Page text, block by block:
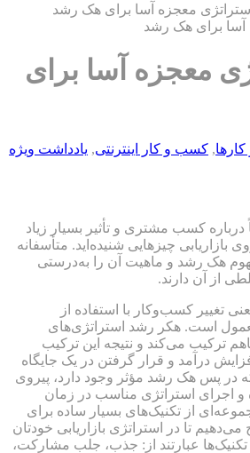
معجزه آسا برای هک رشد
معجزه آسا برای
كارها, كسب و كار اينترنتی, يادداشت ويژه
درباره کسب مشتری و تأثیر بسیار زیاد
چیزهایی شنیده‌اید. متأسفانه
هک رشد و ماهیت آن را به‌درستی
از آن دارند.
تغییر کسب‌وکار با استفاده از
است. هکر رشد استراتژی‌های
ترکیب می‌کند و نتیجه این ترکیب
درآمد و قرار گرفتن در یک جایگاه
در پس هک رشد مؤثر وجود دارد، پیروی
و اجرای استراتژی مناسب در زمان
از تکنیک‌های بسیار ساده برای
تا در استراتژی بازاریابی خودتان
تکنیک‌ها عبارتند از: جذب، جلب مشارکت،